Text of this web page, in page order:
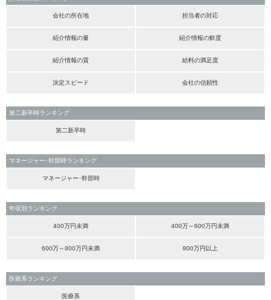
会社の所在地 担当者の対応
紹介情報の量 紹介情報の鮮度
紹介情報の質 給料の満足度
決定スピード 会社の信頼性
第二新卒時ランキング
第二新卒時
マネージャー･幹部時ランキング
マネージャー･幹部時
年収別ランキング
400万円未満 400万～600万円未満
600万～800万円未満 800万円以上
医療系ランキング
医療系